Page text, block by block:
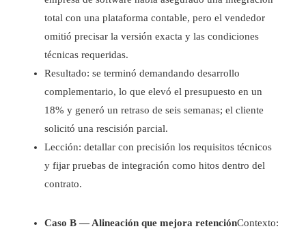
total con una plataforma contable, pero el vendedor
omitió precisar la versión exacta y las condiciones
técnicas requeridas.
Resultado: se terminó demandando desarrollo
complementario, lo que elevó el presupuesto en un
18% y generó un retraso de seis semanas; el cliente
solicitó una rescisión parcial.
Lección: detallar con precisión los requisitos técnicos
y fijar pruebas de integración como hitos dentro del
contrato.
Caso B — Alineación que mejora retenciónContexto: